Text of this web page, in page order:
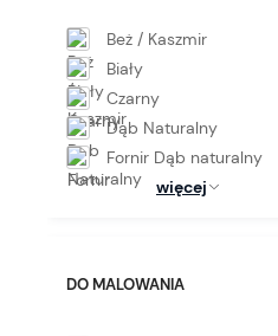
Beż / Kaszmir
Biały
Czarny
Dąb Naturalny
Fornir Dąb naturalny
więcej
DO MALOWANIA